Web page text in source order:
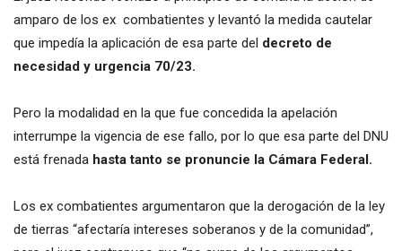
amparo de los ex combatientes y levantó la medida cautelar
que impedía la aplicación de esa parte del decreto de
necesidad y urgencia 70/23.
Pero la modalidad en la que fue concedida la apelación
interrumpe la vigencia de ese fallo, por lo que esa parte del DNU
está frenada hasta tanto se pronuncie la Cámara Federal.
Los ex combatientes argumentaron que la derogación de la ley
de tierras “afectaría intereses soberanos y de la comunidad”,